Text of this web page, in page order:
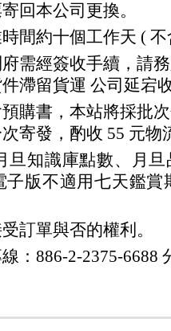
回本公司更換。
間約十個工作天 (
需經簽收手續，請
滯留貨運 公司延宕
購書，本站將採批
寄發，酌收 55 元物
旦知識庫點數、月
子版不適用七天鑑賞
訂單與否的權利。
：886-2-2375-6688